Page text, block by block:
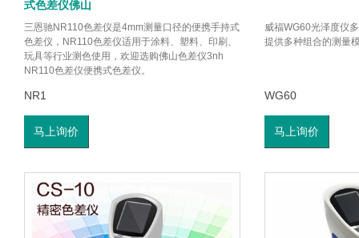
式色差仪佛山
三恩驰NR110色差仪是4mm测量口径的便携手持式
色差仪，NR110色差仪适用于涂料、塑料、印刷、
玩具等行业测色使用，欢迎选购佛山色差仪3nh
NR110色差仪便携式色差仪。
NR1
马上询价
威福WG60光泽度仪
提供多种组合的测量
WG60
马上询价